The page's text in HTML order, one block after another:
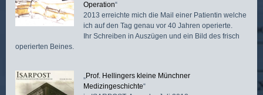
Operation“
2013 erreichte mich die Mail einer Patientin welche
ich auf den Tag genau vor 40 Jahren operierte.
Ihr Schreiben in Auszügen und ein Bild des frisch
operierten Beines.
„Prof. Hellingers kleine Münchner
Medizingeschichte“